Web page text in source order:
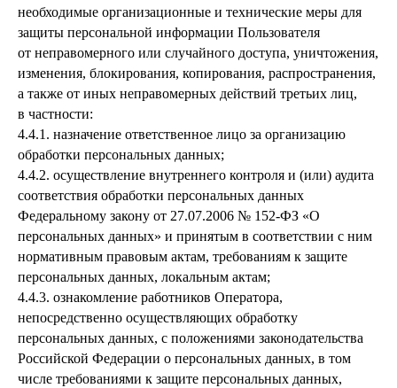
необходимые организационные и технические меры для
защиты персональной информации Пользователя
от неправомерного или случайного доступа, уничтожения,
изменения, блокирования, копирования, распространения,
а также от иных неправомерных действий третьих лиц,
в частности:
4.4.1. назначение ответственное лицо за организацию
обработки персональных данных;
4.4.2. осуществление внутреннего контроля и (или) аудита
соответствия обработки персональных данных
Федеральному закону от 27.07.2006 № 152-ФЗ «О
персональных данных» и принятым в соответствии с ним
нормативным правовым актам, требованиям к защите
персональных данных, локальным актам;
4.4.3. ознакомление работников Оператора,
непосредственно осуществляющих обработку
персональных данных, с положениями законодательства
Российской Федерации о персональных данных, в том
числе требованиями к защите персональных данных,